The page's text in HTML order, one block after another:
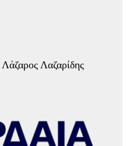
Λαζαρίδης